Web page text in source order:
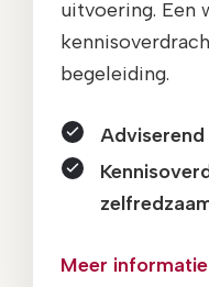
uitvoering. Een
begeleiding.
Meer informatie